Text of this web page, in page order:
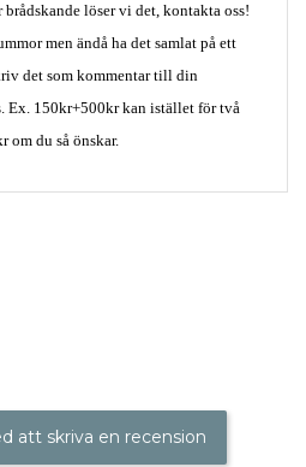
löser vi det, kontakta oss!
men ändå ha det samlat på ett
det som kommentar till din
Ex. 150kr+500kr kan istället för två
om du så önskar.
att skriva en recension